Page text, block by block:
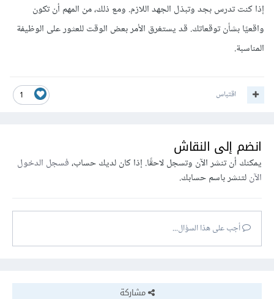
إذا كنت تدرس بجد وتبذل الجهد اللازم. ومع ذلك، من المهم أن تكون
واقعيًا بشأن توقعاتك. قد يستغرق الأمر بعض الوقت للعثور على الوظيفة
المناسبة.
1 اقتباس
انضم إلى النقاش
يمكنك أن تنشر الآن وتسجل لاحقًا. إذا كان لديك حساب،فسجل الدخول
الآنلتنشر باسم حسابك.
أجب على هذا السؤال...
مشاركة